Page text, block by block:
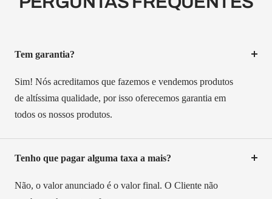
Tem garantia?
Sim! Nós acreditamos que fazemos e vendemos produtos
de altíssima qualidade, por isso oferecemos garantia em
todos os nossos produtos.
Tenho que pagar alguma taxa a mais?
Não, o valor anunciado é o valor final. O Cliente não